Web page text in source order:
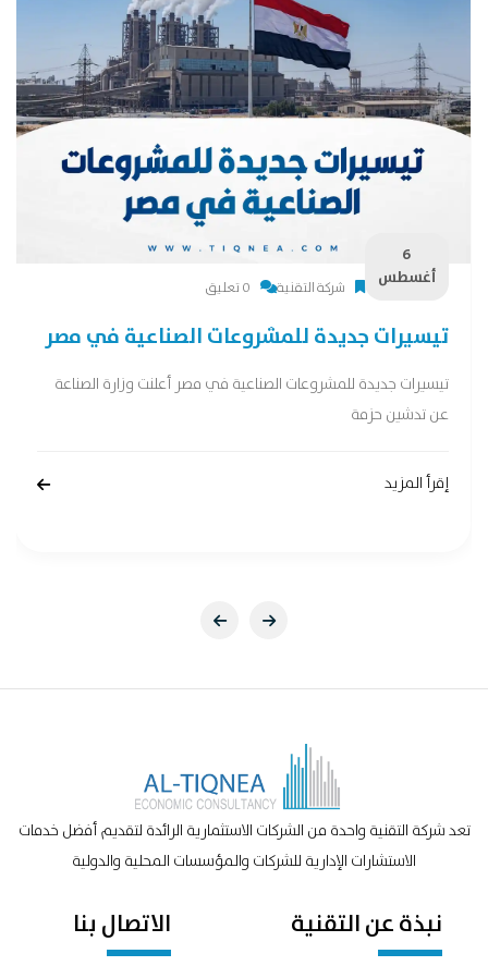
6
أغسطس
شركة التقنية 0 تعليق
تيسيرات جديدة للمشروعات الصناعية في مصر
تيسيرات جديدة للمشروعات الصناعية في مصر أعلنت وزارة الصناعة
عن تدشين حزمة
إقرأ المزيد
تعد شركة التقنية واحدة من الشركات الاستثمارية الرائدة لتقديم أفضل خدمات
الاستشارات الإدارية للشركات والمؤسسات المحلية والدولية
نبذة عن التقنية الاتصال بنا